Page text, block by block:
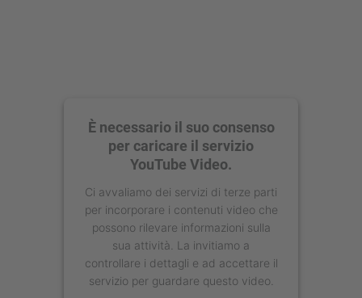
È necessario il suo consenso
per caricare il servizio
YouTube Video.
Ci avvaliamo dei servizi di terze parti
per incorporare i contenuti video che
possono rilevare informazioni sulla
sua attività. La invitiamo a
controllare i dettagli e ad accettare il
servizio per guardare questo video.